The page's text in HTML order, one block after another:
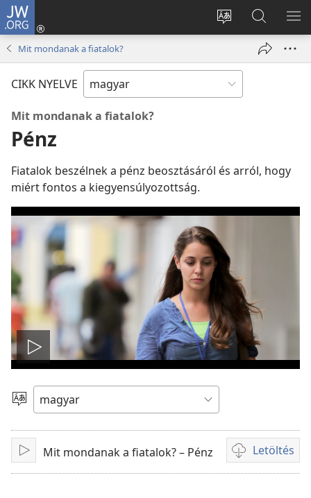
JW.ORG
Oldal
nyelvének
megváltoztatása
Bejelentkezés
(opens
Keresés
a jw.org
honlapon
Mit mondanak a fiatalok?
CIKK NYELVE
Mit mondanak a fiatalok?
Pénz
Fiatalok beszélnek a pénz beosztásáról és arról, hogy
miért fontos a kiegyensúlyozottság.
Videólejátszás
Nyelv
Lejátszás
Mit mondanak a fiatalok? – Pénz Letöltés
Videóletöltési
lehetőségek